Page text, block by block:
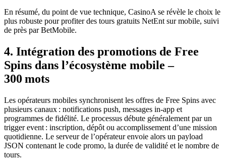
En résumé, du point de vue technique, CasinoA se révèle le choix le
plus robuste pour profiter des tours gratuits NetEnt sur mobile, suivi
de près par BetMobile.
4. Intégration des promotions de Free
Spins dans l’écosystème mobile –
300 mots
Les opérateurs mobiles synchronisent les offres de Free Spins avec
plusieurs canaux : notifications push, messages in‑app et
programmes de fidélité. Le processus débute généralement par un
trigger event : inscription, dépôt ou accomplissement d’une mission
quotidienne. Le serveur de l’opérateur envoie alors un payload
JSON contenant le code promo, la durée de validité et le nombre de
tours.